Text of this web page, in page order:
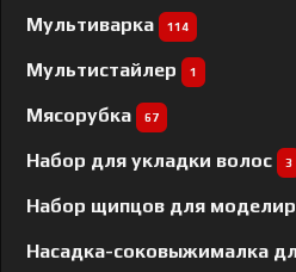
Мультиварка 114
Мультистайлер 1
Мясорубка 67
Набор для укладки волос 3
Набор щипцов для
Насадка-соковыжималка